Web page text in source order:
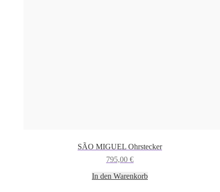
SÃO MIGUEL Ohrstecker
795,00 €
In den Warenkorb